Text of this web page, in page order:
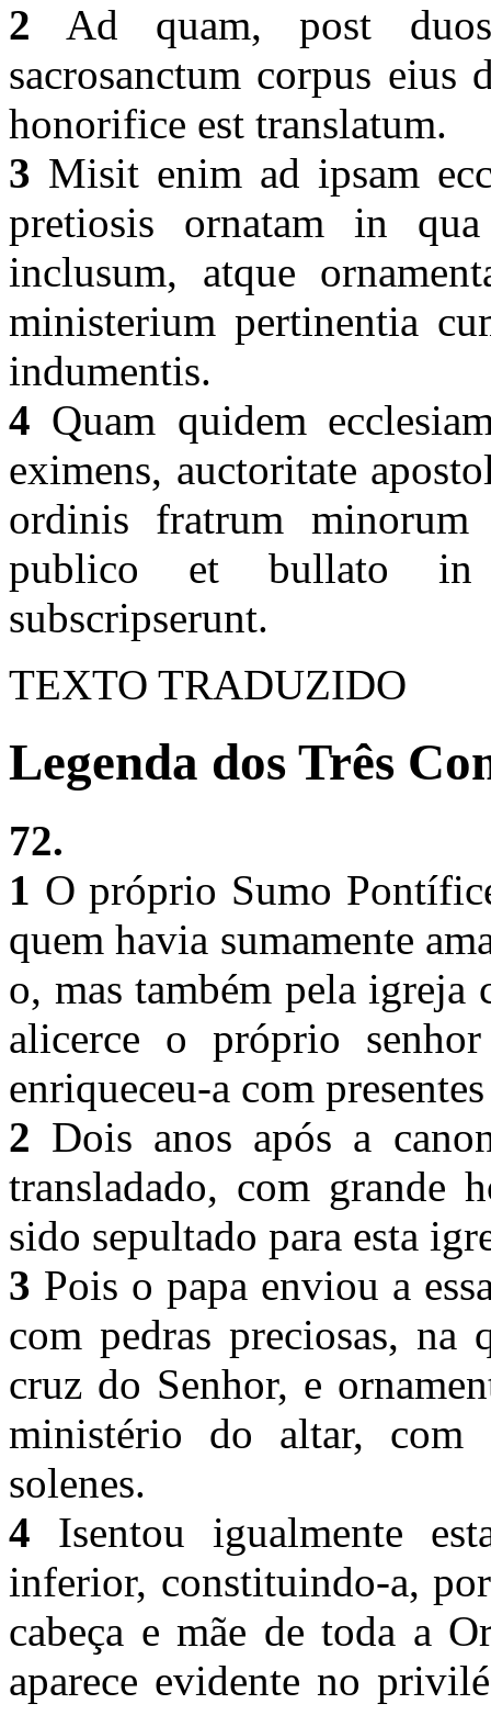
2 Ad quam, post
sacrosanctum corpus
honorifice est translatum.
3 Misit enim ad ipsam
pretiosis ornatam in
inclusum, atque
ministerium pertinentia
indumentis.
4 Quam quidem
eximens, auctoritate
ordinis fratrum
publico et bullato in
subscripserunt.
TEXTO TRADUZIDO
Legenda dos Três
72.
1 O próprio Sumo
quem havia sumamente
o, mas também pela igreja
alicerce o próprio
enriqueceu-a com
2 Dois anos após a
transladado, com grande
sido sepultado para esta
3 Pois o papa enviou a
com pedras preciosas,
cruz do Senhor, e
ministério do altar, com
solenes.
4 Isentou igualmente
inferior, constituindo-a,
cabeça e mãe de toda a
aparece evidente no